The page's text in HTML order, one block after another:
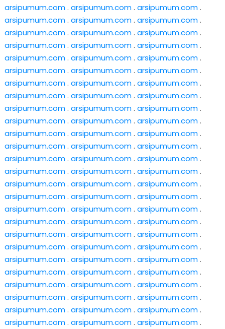
arsipumum.com. arsipumum.com. arsipumum.com.
arsipumum.com. arsipumum.com. arsipumum.com.
arsipumum.com. arsipumum.com. arsipumum.com.
arsipumum.com. arsipumum.com. arsipumum.com.
arsipumum.com. arsipumum.com. arsipumum.com.
arsipumum.com. arsipumum.com. arsipumum.com.
arsipumum.com. arsipumum.com. arsipumum.com.
arsipumum.com. arsipumum.com. arsipumum.com.
arsipumum.com. arsipumum.com. arsipumum.com.
arsipumum.com. arsipumum.com. arsipumum.com.
arsipumum.com. arsipumum.com. arsipumum.com.
arsipumum.com. arsipumum.com. arsipumum.com.
arsipumum.com. arsipumum.com. arsipumum.com.
arsipumum.com. arsipumum.com. arsipumum.com.
arsipumum.com. arsipumum.com. arsipumum.com.
arsipumum.com. arsipumum.com. arsipumum.com.
arsipumum.com. arsipumum.com. arsipumum.com.
arsipumum.com. arsipumum.com. arsipumum.com.
arsipumum.com. arsipumum.com. arsipumum.com.
arsipumum.com. arsipumum.com. arsipumum.com.
arsipumum.com. arsipumum.com. arsipumum.com.
arsipumum.com. arsipumum.com. arsipumum.com.
arsipumum.com. arsipumum.com. arsipumum.com.
arsipumum.com. arsipumum.com. arsipumum.com.
arsipumum.com. arsipumum.com. arsipumum.com.
arsipumum.com. arsipumum.com. arsipumum.com.